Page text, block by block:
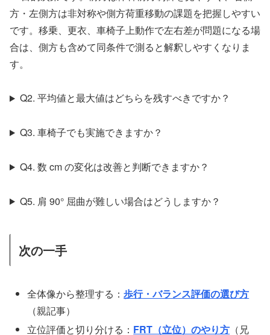
方・左側方は非対称や側方荷重移動の課題を把握しやすい
です。移乗、更衣、車椅子上動作で左右差が問題になる場
合は、側方も含めて同条件で測ると解釈しやすくなりま
す。
Q2. 平均値と最大値はどちらを残すべきですか？
Q3. 車椅子でも実施できますか？
Q4. 数 cm の変化は改善と判断できますか？
Q5. 肩 90° 屈曲が難しい場合はどうしますか？
次の一手
全体像から整理する：歩行・バランス評価の選び方
（親記事）
立位評価と切り分ける： FRT（立位）のやり方 （兄